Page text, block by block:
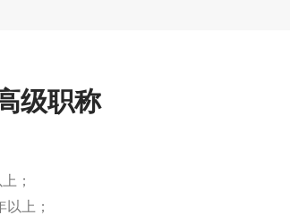
级职称
；
上；